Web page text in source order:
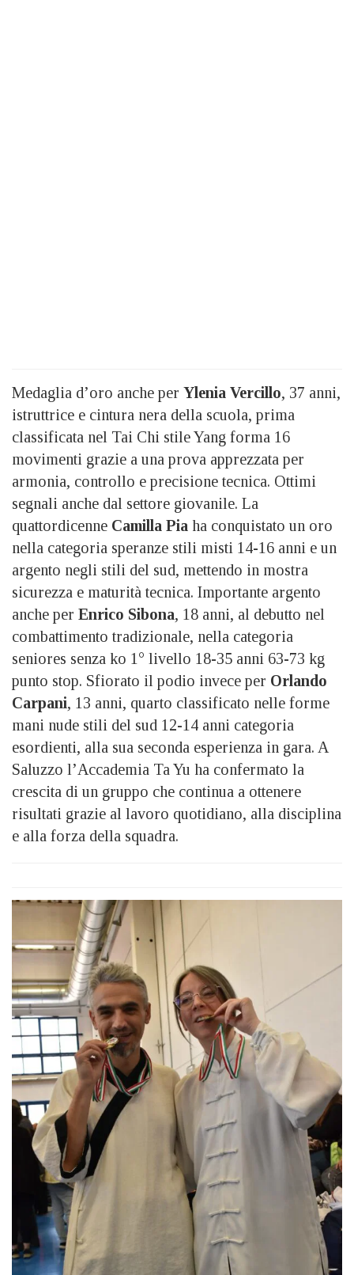
Medaglia d’oro anche per Ylenia Vercillo, 37 anni,
istruttrice e cintura nera della scuola, prima
classificata nel Tai Chi stile Yang forma 16
movimenti grazie a una prova apprezzata per
armonia, controllo e precisione tecnica. Ottimi
segnali anche dal settore giovanile. La
quattordicenne Camilla Pia ha conquistato un oro
nella categoria speranze stili misti 14-16 anni e un
argento negli stili del sud, mettendo in mostra
sicurezza e maturità tecnica. Importante argento
anche per Enrico Sibona, 18 anni, al debutto nel
combattimento tradizionale, nella categoria
seniores senza ko 1° livello 18-35 anni 63-73 kg
punto stop. Sfiorato il podio invece per Orlando
Carpani, 13 anni, quarto classificato nelle forme
mani nude stili del sud 12-14 anni categoria
esordienti, alla sua seconda esperienza in gara. A
Saluzzo l’Accademia Ta Yu ha confermato la
crescita di un gruppo che continua a ottenere
risultati grazie al lavoro quotidiano, alla disciplina
e alla forza della squadra.